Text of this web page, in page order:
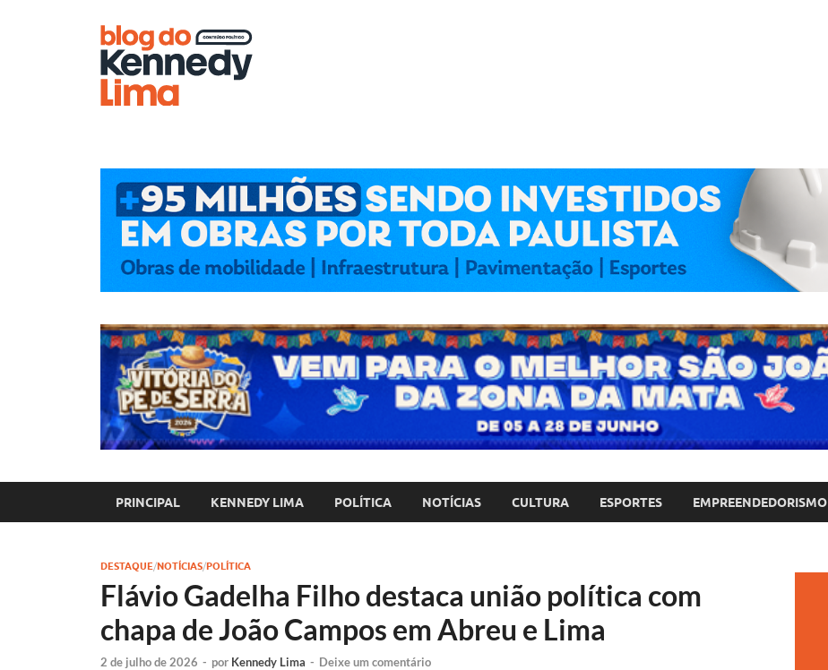
PRINCIPAL KENNEDY LIMA POLÍTICA NOTÍCIAS CULTURA ESPORTES EMPREENDEDORISMO
DESTAQUE/NOTÍCIAS/POLÍTICA
Flávio Gadelha Filho destaca união política com
chapa de João Campos em Abreu e Lima
2 de julho de 2026 - por Kennedy Lima - Deixe um comentário